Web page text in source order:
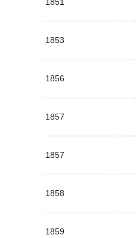
1853
1856
1857
1857
1858
1859